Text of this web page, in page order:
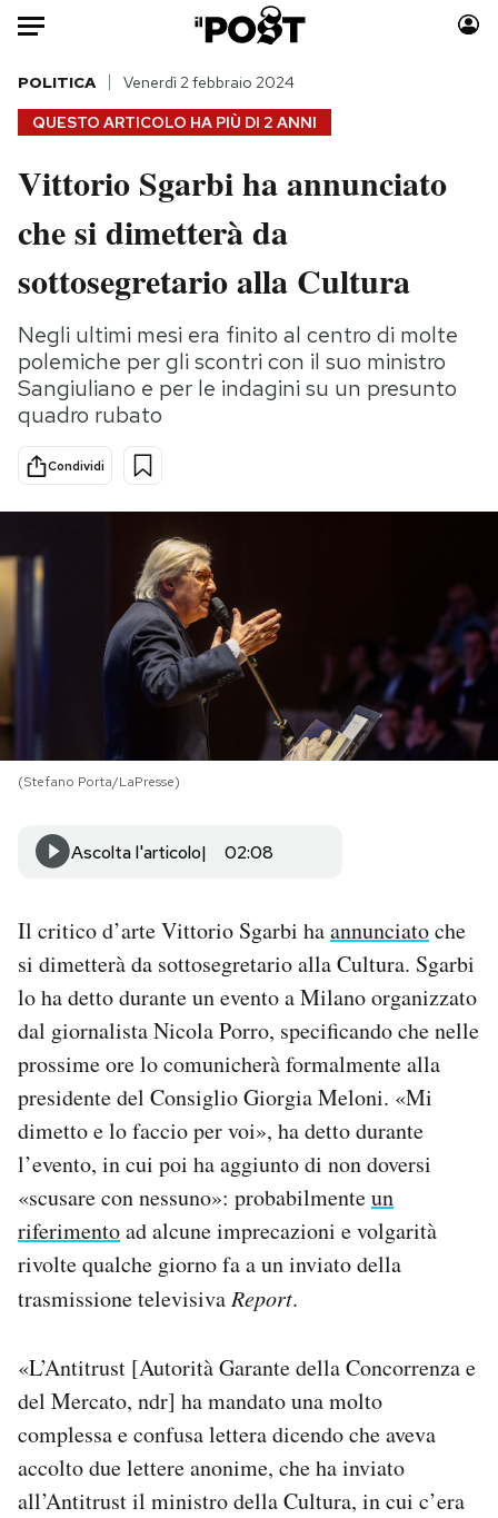
Auto
HOME
Italia
Politica
Tecnologia
Scienza
Cultura
Economia
Sport
Moda
Consumismi
Storie/Idee
Media
Europa
NEWSLETTER
I MIEI PREFERITI
SHOP
CALENDARIO
Area Personale
Regala il Post
Hai bisogno di aiuto?
Esci
QUESTO ARTICOLO HA PIÙ DI 2 ANNI
POLITICA Venerdì 2 febbraio 2024
Vittorio Sgarbi ha annunciato
che si dimetterà da
sottosegretario alla Cultura
Negli ultimi mesi era finito al centro di molte
polemiche per gli scontri con il suo ministro
Sangiuliano e per le indagini su un presunto
quadro rubato
Condividi
(Stefano Porta/LaPresse)
Ascolta l'articolo 02:08
Il critico d’arte Vittorio Sgarbi haannunciatoche
si dimetterà da sottosegretario alla Cultura. Sgarbi
lo ha detto durante un evento a Milano organizzato
dal giornalista Nicola Porro, specificando che nelle
prossime ore lo comunicherà formalmente alla
presidente del Consiglio Giorgia Meloni. «Mi
dimetto e lo faccio per voi», ha detto durante
l’evento, in cui poi ha aggiunto di non doversi
«scusare con nessuno»: probabilmenteun
riferimentoad alcune imprecazioni e volgarità
rivolte qualche giorno fa a un inviato della
trasmissione televisivaReport.
«L’Antitrust [Autorità Garante della Concorrenza e
del Mercato, ndr] ha mandato una molto
complessa e confusa lettera dicendo che aveva
accolto due lettere anonime, che ha inviato
all’Antitrust il ministro della Cultura, in cui c’era